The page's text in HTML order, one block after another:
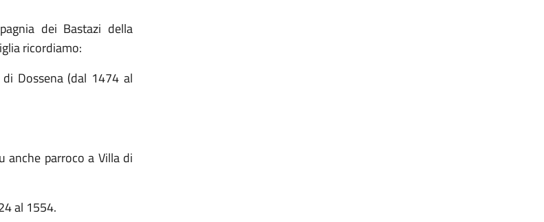
dei Bastazi della
ricordiamo:
Dossena (dal 1474 al
anche parroco a Villa di
al 1554.